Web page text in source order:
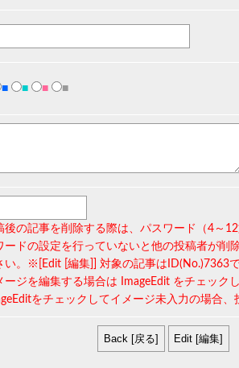
■ ■ ■ ■
の記事を削除する際は、 パスワード（4～12
ードの設定を行っていないと他の投稿者が削
い。※[Edit [編集]] 対象の記事は ID(No.)7363
ジを編集する場合は
ImageEdit をチェック
をチェックしてイメージ未入力の場合、